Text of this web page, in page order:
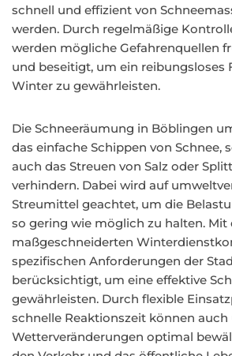
schnell und effizient von
werden. Durch regelmäßige
werden mögliche Gefahrenquellen
und beseitigt, um ein
Winter zu gewährleisten.
Die Schneeräumung in Böblingen
das einfache Schippen von Schnee,
auch das Streuen von Salz oder
verhindern. Dabei wird auf
Streumittel geachtet, um die
so gering wie möglich zu halten. Mit
maßgeschneiderten
spezifischen Anforderungen der
berücksichtigt, um eine effektive
gewährleisten. Durch flexible
schnelle Reaktionszeit können
Wetterveränderungen optimal